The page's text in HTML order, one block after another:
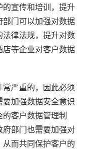
宣传和培训，提升
门可以加强对数据
律法规，提升对数
等企业对客户数据
严重的，因此必须
加强数据安全意识
客户数据管理制
部门也需要加强对
而共同保护客户的